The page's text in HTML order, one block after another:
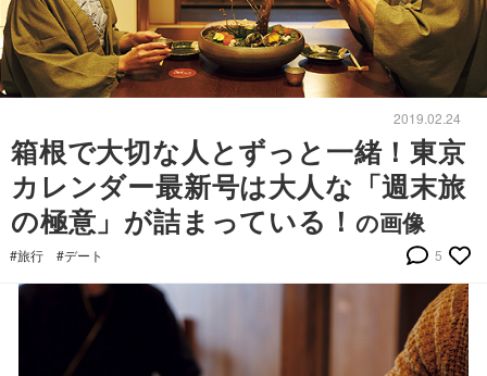
2019.02.24
箱根で大切な人とずっと一緒！東京
カレンダー最新号は大人な「週末旅
の極意」が詰まっている！ の画像
#旅行 #デート 5